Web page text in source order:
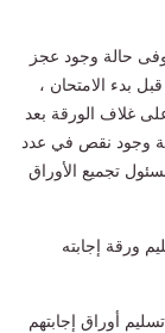
وفى حالة وجود عجز
بدء الامتحان ،
غلاف الورقة بعد
وجود نقص في عدد
تجميع الأوراق
ورقة إجابته
أوراق إجابتهم